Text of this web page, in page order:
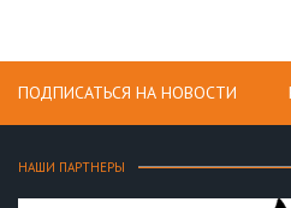
ПОДПИСАТЬСЯ НА НОВОСТИ
НАШИ ПАРТНЕРЫ